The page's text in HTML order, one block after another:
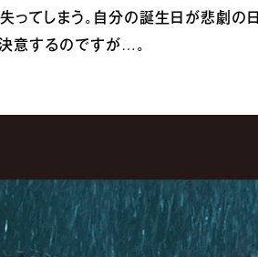
ってしまう。自分の誕生日が悲劇の
意するのですが…。